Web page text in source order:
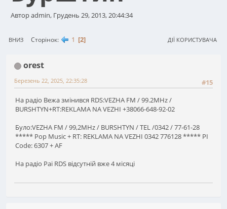
Автор admin, Грудень 29, 2013, 20:44:34
ВНИЗ Сторінок 1 2 ДІЇ КОРИСТУВАЧА
orest
#15
Березень 22, 2025, 22:35:28
На радіо Вежа змінився RDS:VEZHA FM / 99.2MHz /
BURSHTYN+RT:REKLAMA NA VEZHI +38066-648-92-02
Було:VEZHA FM / 99,2MHz / BURSHTYN / TEL /0342 / 77-61-28
***** Pop Music + RT: REKLAMA NA VEZHI 0342 776128 ***** PI
Code: 6307 + AF
На радіо Раі RDS відсутній вже 4 місяці